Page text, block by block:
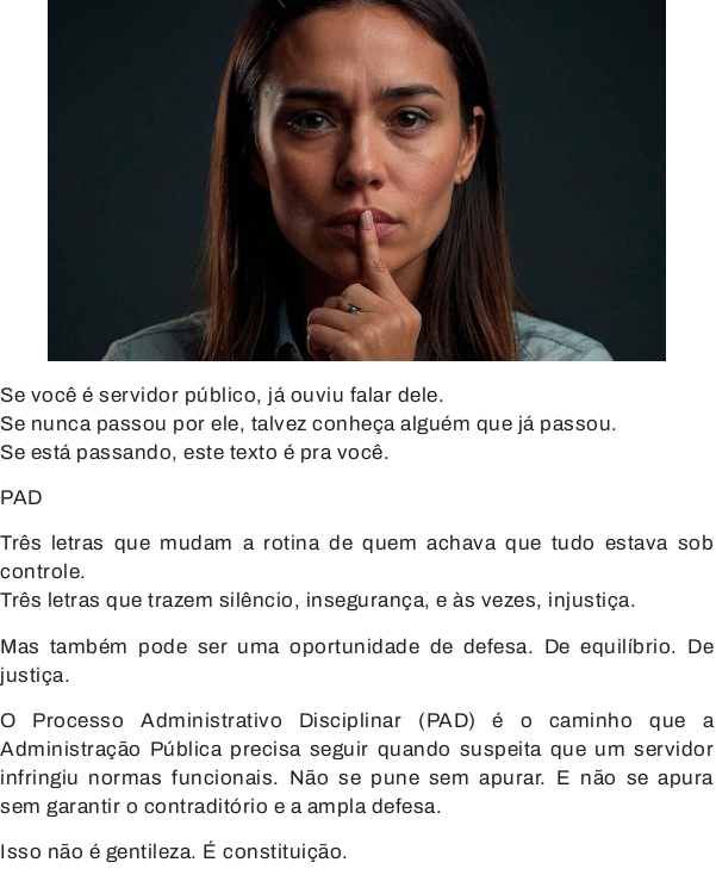
Se você é servidor público, já ouviu falar dele.
Se nunca passou por ele, talvez conheça alguém que já passou.
Se está passando, este texto é pra você.
PAD
Três letras que mudam a rotina de quem achava que tudo estava sob
controle.
Três letras que trazem silêncio, insegurança, e às vezes, injustiça.
Mas também pode ser uma oportunidade de defesa. De equilíbrio. De
justiça.
O Processo Administrativo Disciplinar (PAD) é o caminho que a
Administração Pública precisa seguir quando suspeita que um servidor
infringiu normas funcionais. Não se pune sem apurar. E não se apura
sem garantir o contraditório e a ampla defesa.
Isso não é gentileza. É constituição.